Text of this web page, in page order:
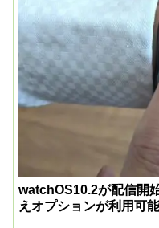
watchOS10.2が配信開
えオプションが利用可